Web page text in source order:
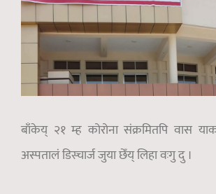
बाँकेय् २१ म्ह कोरोना संक्रमितपि वास
अस्पतालं डिस्चार्ज जुया छेँय् लिहा वःगु दु ।